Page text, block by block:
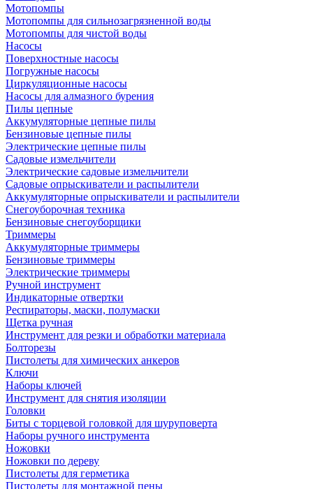
Мотопомпы
Мотопомпы для сильнозагрязненной воды
Мотопомпы для чистой воды
Насосы
Поверхностные насосы
Погружные насосы
Циркуляционные насосы
Насосы для алмазного бурения
Пилы цепные
Аккумуляторные цепные пилы
Бензиновые цепные пилы
Электрические цепные пилы
Садовые измельчители
Электрические садовые измельчители
Садовые опрыскиватели и распылители
Аккумуляторные опрыскиватели и распылители
Снегоуборочная техника
Бензиновые снегоуборщики
Триммеры
Аккумуляторные триммеры
Бензиновые триммеры
Электрические триммеры
Ручной инструмент
Индикаторные отвертки
Респираторы, маски, полумаски
Щетка ручная
Инструмент для резки и обработки материала
Болторезы
Пистолеты для химических анкеров
Ключи
Наборы ключей
Инструмент для снятия изоляции
Головки
Биты с торцевой головкой для шуруповерта
Наборы ручного инструмента
Ножовки
Ножовки по дереву
Пистолеты для герметика
Пистолеты для монтажной пены